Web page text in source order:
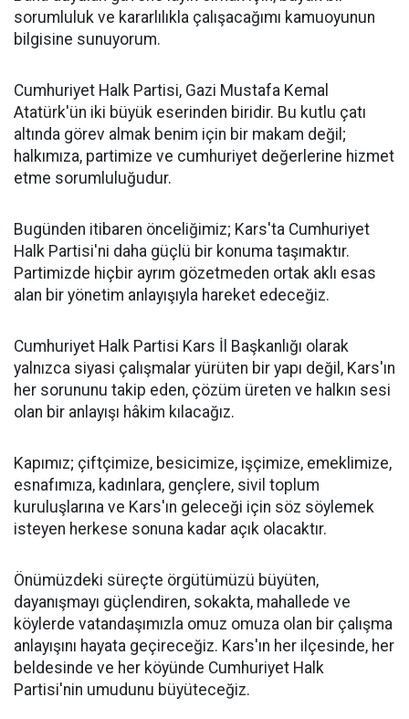
sorumluluk ve kararlılıkla çalışacağımı kamuoyunun
bilgisine sunuyorum.
Cumhuriyet Halk Partisi, Gazi Mustafa Kemal
Atatürk'ün iki büyük eserinden biridir. Bu kutlu çatı
altında görev almak benim için bir makam değil;
halkımıza, partimize ve cumhuriyet değerlerine hizmet
etme sorumluluğudur.
Bugünden itibaren önceliğimiz; Kars'ta Cumhuriyet
Halk Partisi'ni daha güçlü bir konuma taşımaktır.
Partimizde hiçbir ayrım gözetmeden ortak aklı esas
alan bir yönetim anlayışıyla hareket edeceğiz.
Cumhuriyet Halk Partisi Kars İl Başkanlığı olarak
yalnızca siyasi çalışmalar yürüten bir yapı değil, Kars'ın
her sorununu takip eden, çözüm üreten ve halkın sesi
olan bir anlayışı hâkim kılacağız.
Kapımız; çiftçimize, besicimize, işçimize, emeklimize,
esnafımıza, kadınlara, gençlere, sivil toplum
kuruluşlarına ve Kars'ın geleceği için söz söylemek
isteyen herkese sonuna kadar açık olacaktır.
Önümüzdeki süreçte örgütümüzü büyüten,
dayanışmayı güçlendiren, sokakta, mahallede ve
köylerde vatandaşımızla omuz omuza olan bir çalışma
anlayışını hayata geçireceğiz. Kars'ın her ilçesinde, her
beldesinde ve her köyünde Cumhuriyet Halk
Partisi'nin umudunu büyüteceğiz.